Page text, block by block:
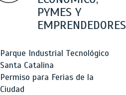
PYMES Y
EMPRENDEDORES
Parque Industrial Tecnológico
Santa Catalina
Permiso para Ferias de la
Ciudad